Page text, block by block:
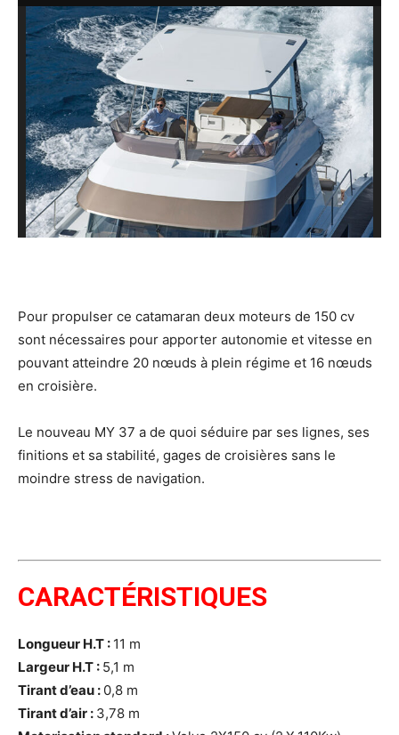
Pour propulser ce catamaran deux moteurs de 150 cv
sont nécessaires pour apporter autonomie et vitesse en
pouvant atteindre 20 nœuds à plein régime et 16 nœuds
en croisière.
Le nouveau MY 37 a de quoi séduire par ses lignes, ses
finitions et sa stabilité, gages de croisières sans le
moindre stress de navigation.
CARACTÉRISTIQUES
Longueur H.T : 11 m
Largeur H.T : 5,1 m
Tirant d’eau : 0,8 m
Tirant d’air : 3,78 m